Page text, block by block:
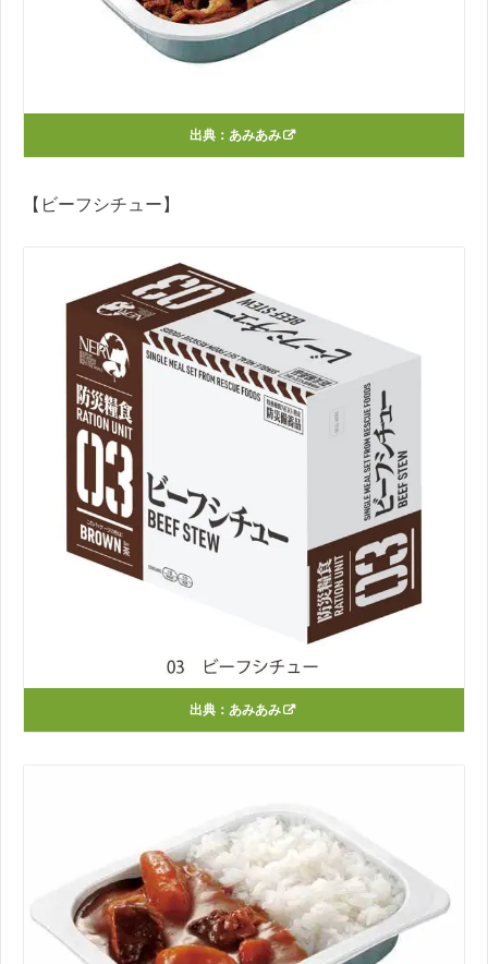
出典： あみあみ
【ビーフシチュー】
出典： あみあみ